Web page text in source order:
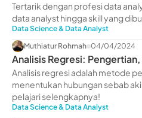
Dimiliki
Tertarik dengan profesi data
data analyst hingga skill yang
Data Science & Data Analyst
Muthiatur Rohmah 04/04/2024
Analisis Regresi: Pengertian,
Manfaatnya
Analisis regresi adalah metode
menentukan hubungan sebab
pelajari selengkapnya!
Data Science & Data Analyst